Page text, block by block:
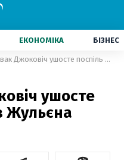
ЕКОНОМІКА БІЗНЕС
Теніс. Новак Джоковіч ушосте поспіль переграв Жульєна Беннету
ушосте
Жульєна